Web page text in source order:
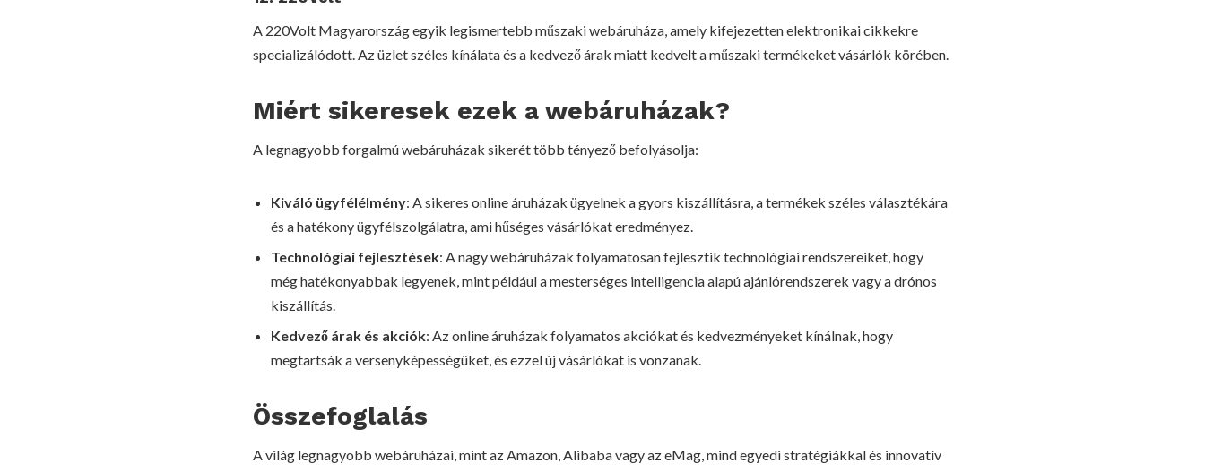
A 220Volt Magyarország egyik legismertebb műszaki webáruháza, amely kifejezetten elektronikai cikkekre
specializálódott. Az üzlet széles kínálata és a kedvező árak miatt kedvelt a műszaki termékeket vásárlók körében.
Miért sikeresek ezek a webáruházak?
A legnagyobb forgalmú webáruházak sikerét több tényező befolyásolja:
Kiváló ügyfélélmény: A sikeres online áruházak ügyelnek a gyors kiszállításra, a termékek széles választékára
és a hatékony ügyfélszolgálatra, ami hűséges vásárlókat eredményez.
Technológiai fejlesztések: A nagy webáruházak folyamatosan fejlesztik technológiai rendszereiket, hogy
még hatékonyabbak legyenek, mint például a mesterséges intelligencia alapú ajánlórendszerek vagy a drónos
kiszállítás.
Kedvező árak és akciók: Az online áruházak folyamatos akciókat és kedvezményeket kínálnak, hogy
megtartsák a versenyképességüket, és ezzel új vásárlókat is vonzanak.
Összefoglalás
A világ legnagyobb webáruházai, mint az Amazon, Alibaba vagy az eMag, mind egyedi stratégiákkal és innovatív